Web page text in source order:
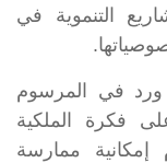
التنموية في
ورد في
المرسوم
فكرة الملكية
إمكانية ممارسة